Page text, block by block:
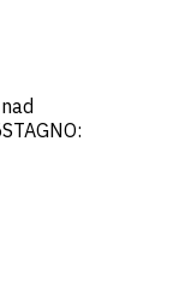
STAGNO: